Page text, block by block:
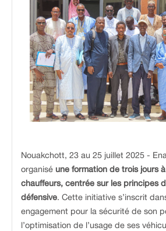
Nouakchott, 23 au 25 juillet 2025 -
organisé une formation de trois jours
chauffeurs, centrée sur les principes
défensive. Cette initiative s’inscrit
engagement pour la sécurité de son
l’optimisation de l’usage de ses